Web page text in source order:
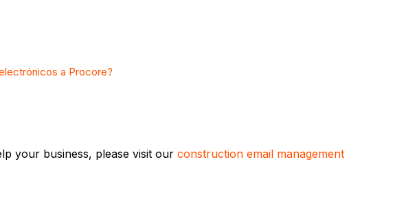
a Procore?
your business, please visit our construction email management